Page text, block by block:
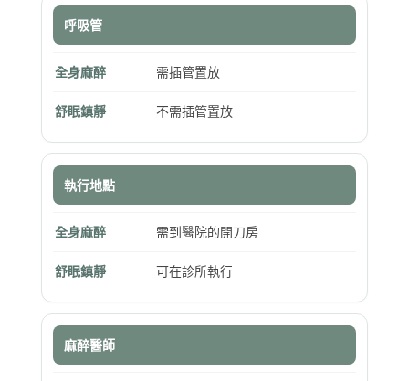
呼吸管
全身麻醉 需插管置放
舒眠鎮靜 不需插管置放
執行地點
全身麻醉 需到醫院的開刀房
舒眠鎮靜 可在診所執行
麻醉醫師